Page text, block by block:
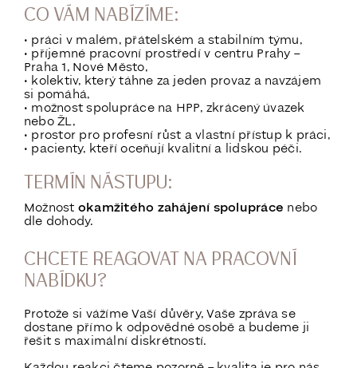
CO VÁM NABÍZÍME:
• práci v malém, přátelském a stabilním týmu,
• příjemné pracovní prostředí v centru Prahy –
Praha 1, Nové Město,
• kolektiv, který táhne za jeden provaz a navzájem
si pomáhá,
• možnost spolupráce na HPP, zkrácený úvazek
nebo ŽL,
• prostor pro profesní růst a vlastní přístup k práci,
• pacienty, kteří oceňují kvalitní a lidskou péči.
TERMÍN NÁSTUPU:
Možnost okamžitého zahájení spolupráce nebo
dle dohody.
CHCETE REAGOVAT NA PRACOVNÍ
NABÍDKU?
Protože si vážíme Vaší důvěry, Vaše zpráva se
dostane přímo k odpovědné osobě a budeme ji
řešit s maximální diskrétností.